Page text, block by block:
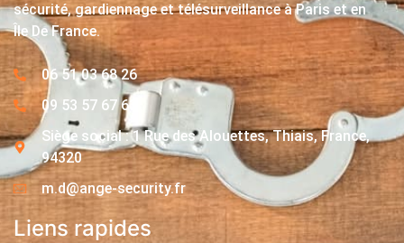
sécurité, gardiennage et télésurveillance à Paris et en
Île De France.
06 51 03 68 26
09 53 57 67 63
Siège social : 1 Rue des Alouettes, Thiais, France,
94320
m.d@ange-security.fr
Liens rapides